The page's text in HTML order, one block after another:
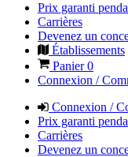
Prix garanti
Carrières
Devenez un
Établissements
Panier0
Connexion /
Connexion /
Prix garanti
Carrières
Devenez un